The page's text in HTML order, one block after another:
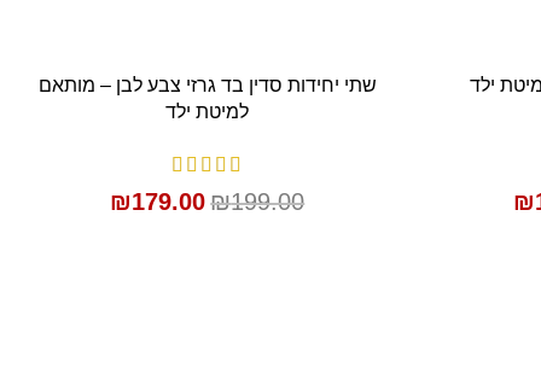
ילד
₪
הוספה לסל
שתי יחידות סדין בד גרזי צבע לבן – מותאם
למיטת ילד
₪199.00
₪179.00